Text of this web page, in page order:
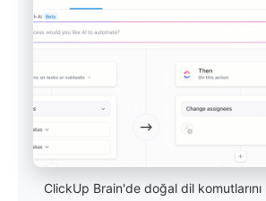
ClickUp Brain'de doğal dil